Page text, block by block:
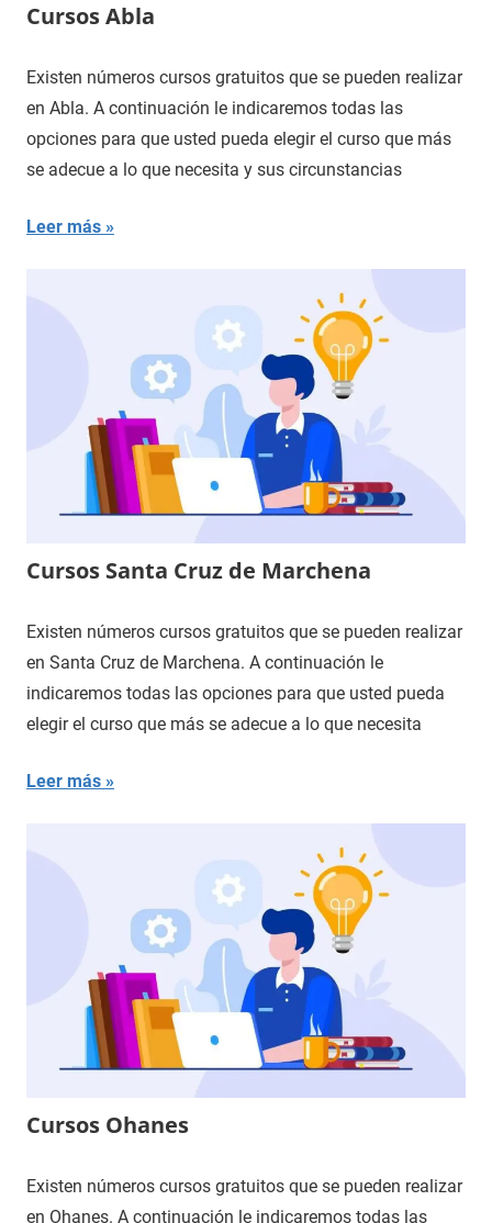
Cursos Abla
Existen números cursos gratuitos que se pueden realizar
en Abla. A continuación le indicaremos todas las
opciones para que usted pueda elegir el curso que más
se adecue a lo que necesita y sus circunstancias
Leer más
Cursos Santa Cruz de Marchena
Existen números cursos gratuitos que se pueden realizar
en Santa Cruz de Marchena. A continuación le
indicaremos todas las opciones para que usted pueda
elegir el curso que más se adecue a lo que necesita
Leer más
Cursos Ohanes
Existen números cursos gratuitos que se pueden realizar
en Ohanes. A continuación le indicaremos todas las